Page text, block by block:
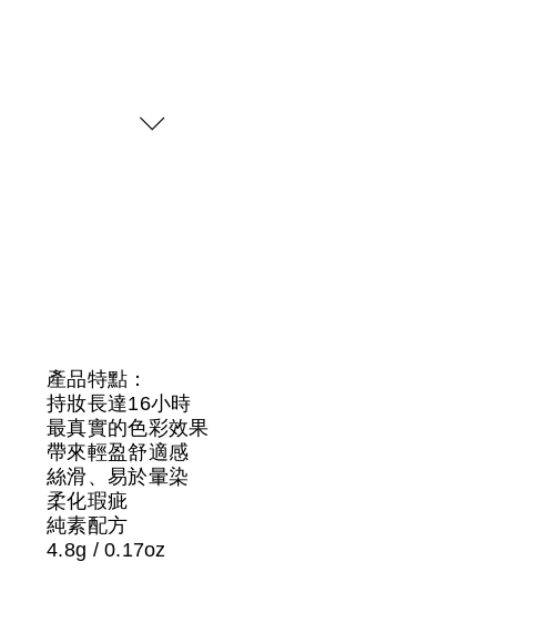
產品特點：
持妝長達16小時
最真實的色彩效果
帶來輕盈舒適感
絲滑、易於暈染
柔化瑕疵
純素配方
4.8g / 0.17oz